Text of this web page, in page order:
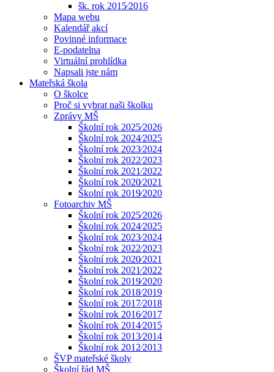
šk. rok 2015⁄2016
Mapa webu
Kalendář akcí
Povinné informace
E-podatelna
Virtuální prohlídka
Napsali jste nám
Mateřská škola
O školce
Proč si vybrat naši školku
Zprávy MŠ
Školní rok 2025⁄2026
Školní rok 2024⁄2025
Školní rok 2023⁄2024
Školní rok 2022⁄2023
Školní rok 2021⁄2022
Školní rok 2020⁄2021
Školní rok 2019⁄2020
Fotoarchiv MŠ
Školní rok 2025⁄2026
Školní rok 2024⁄2025
Školní rok 2023⁄2024
Školní rok 2022⁄2023
Školní rok 2020⁄2021
Školní rok 2021⁄2022
Školní rok 2019⁄2020
Školní rok 2018⁄2019
Školní rok 2017⁄2018
Školní rok 2016⁄2017
Školní rok 2014⁄2015
Školní rok 2013⁄2014
Školní rok 2012⁄2013
ŠVP mateřské školy
Školní řád MŠ